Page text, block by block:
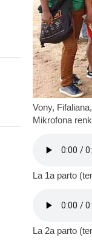
Vony,
Mikrofona
La 1a parto
La 2a parto